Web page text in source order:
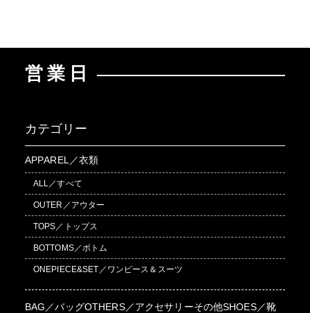
営業日
カテゴリー
APPAREL／衣類
ALL／すべて
OUTER／アウター
TOPS／トップス
BOTTOMS／ボトム
ONEPIECE&SET／ワンピース＆スーツ
BAG／バッグOTHERS／アクセサリーその他SHOES／靴